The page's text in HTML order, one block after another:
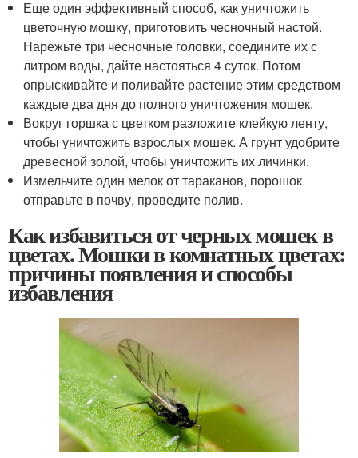
Еще один эффективный способ, как уничтожить
цветочную мошку, приготовить чесночный настой.
Нарежьте три чесночные головки, соедините их с
литром воды, дайте настояться 4 суток. Потом
опрыскивайте и поливайте растение этим средством
каждые два дня до полного уничтожения мошек.
Вокруг горшка с цветком разложите клейкую ленту,
чтобы уничтожить взрослых мошек. А грунт удобрите
древесной золой, чтобы уничтожить их личинки.
Измельчите один мелок от тараканов, порошок
отправьте в почву, проведите полив.
Как избавиться от черных мошек в
цветах. Мошки в комнатных цветах:
причины появления и способы
избавления